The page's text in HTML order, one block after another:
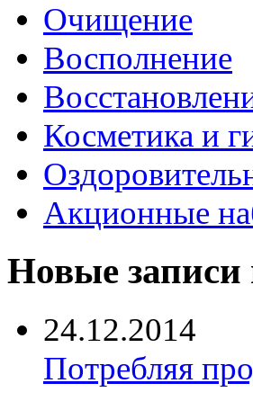
Очищение
Восполнение
Косметика и
Акционные
Новые записи
24.12.2014
Потребляя